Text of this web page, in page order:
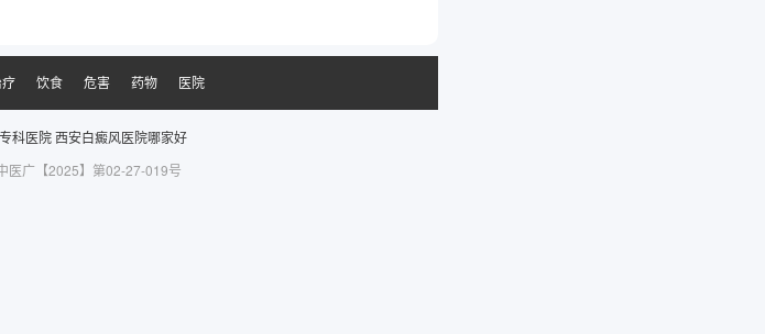
饮食 危害 药物 医院
科医院西安白癜风医院哪家好
医广【2025】第02-27-019号